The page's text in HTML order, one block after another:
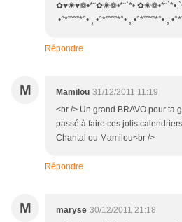
Répondre
M Mamilou 31/12/2011 11:19
<br /> Un grand BRAVO pour ta
passé à faire ces jolis
Chantal ou Mamilou<br />
Répondre
M maryse 30/12/2011 21:18